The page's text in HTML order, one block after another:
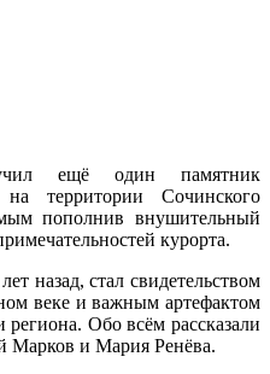
ещё один памятник
территории Сочинского
пополнив внушительный
курорта.
назад, стал свидетельством
веке и важным артефактом
Обо всём рассказали
Марков и Мария Ренёва.